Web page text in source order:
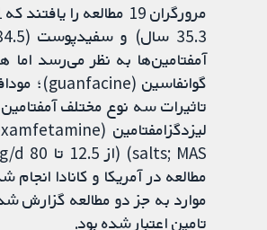
آمفتامین‌ها به نظر می‌رسد اما
مطالعه در آمریکا و کانادا
موارد به جز دو مطالعه گزارش
تامین اعتبار شده بود.